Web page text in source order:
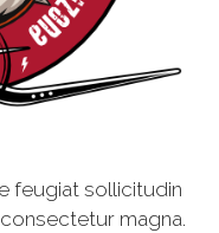
feugiat sollicitudin
magna.